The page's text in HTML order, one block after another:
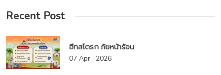
Recent Post
ฮีทสโตรก ภัยหน้าร้อน
07 Apr , 2026